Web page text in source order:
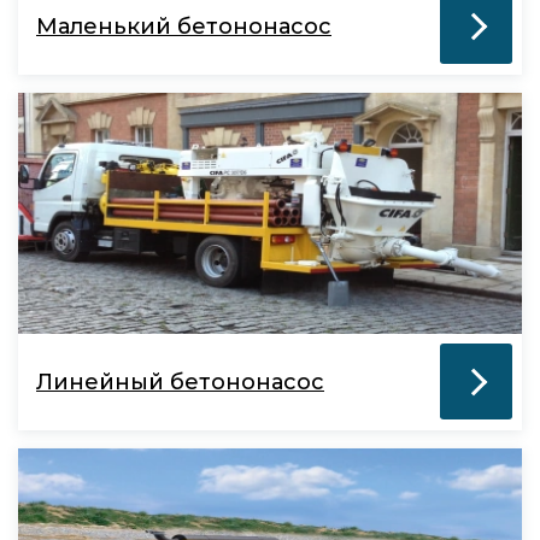
Маленький бетононасос
Линейный бетононасос